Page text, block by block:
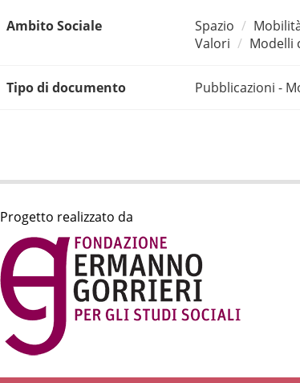
Ambito Sociale Spazio
Valori
Modelli
Tipo di documento Pubblicazioni -
Progetto realizzato da